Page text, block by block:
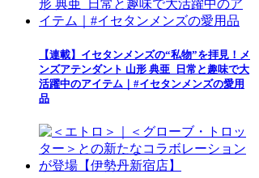
【連載】イセタンメンズの“私物”を拝見！メ
ンズアテンダント 山形 典亜_日常と趣味で大
活躍中のアイテム｜#イセタンメンズの愛用
品